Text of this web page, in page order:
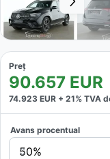
Preț
90.657 EUR
74.923 EUR + 21% TVA
Avans procentual
50%